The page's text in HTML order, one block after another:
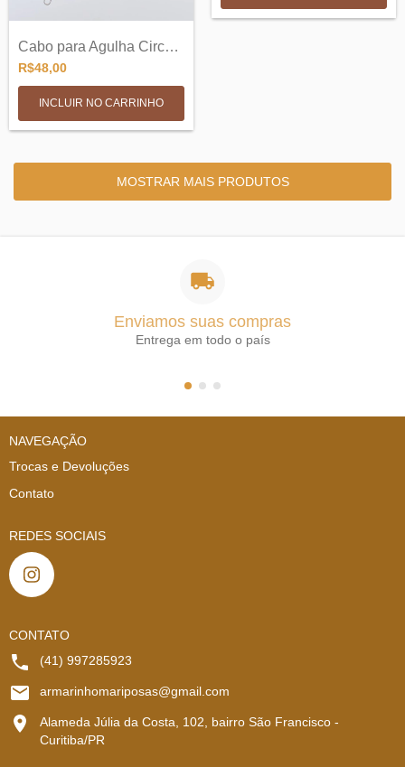
Cabo para Agulha Circular Intercambiavel...
R$48,00
INCLUIR NO CARRINHO
MOSTRAR MAIS PRODUTOS
Enviamos suas compras
Entrega em todo o país
NAVEGAÇÃO
Trocas e Devoluções
Contato
REDES SOCIAIS
CONTATO
(41) 997285923
armarinhomariposas@gmail.com
Alameda Júlia da Costa, 102, bairro São Francisco -
Curitiba/PR